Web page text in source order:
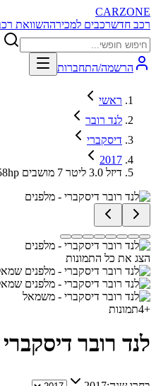
CARZONE
רכב חדשרכבים למכירההשוואת
הרשמה/התחברות
ראשי
לנד רובר
דיסקברי
2017
HSE 258hp דיזל 3.0 ליטר 7 מושבים
הצג את כל התמונות
+
4תמונות
לנד רובר דיסקברי